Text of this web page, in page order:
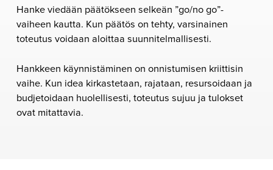
Hanke viedään päätökseen selkeän ”go/no go”-
vaiheen kautta. Kun päätös on tehty, varsinainen
toteutus voidaan aloittaa suunnitelmallisesti.
Hankkeen käynnistäminen on onnistumisen kriittisin
vaihe. Kun idea kirkastetaan, rajataan, resursoidaan ja
budjetoidaan huolellisesti, toteutus sujuu ja tulokset
ovat mitattavia.